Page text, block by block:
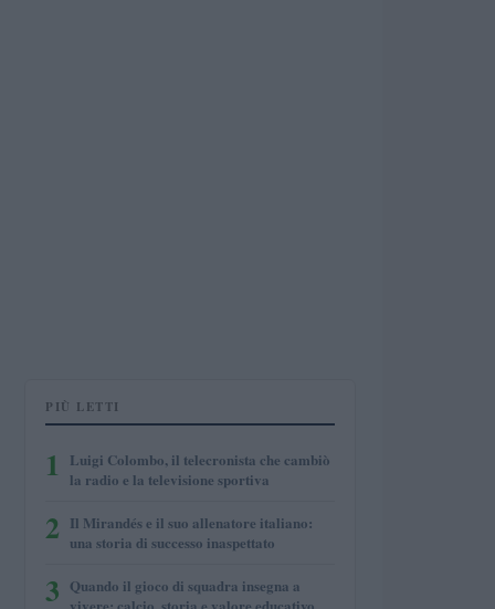
PIÙ LETTI
1
Luigi Colombo, il telecronista che cambiò
la radio e la televisione sportiva
2 Il Mirandés e il suo allenatore italiano:
una storia di successo inaspettato
3 Quando il gioco di squadra insegna a